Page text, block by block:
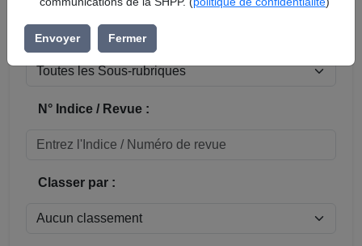
Sous-rubrique / Commune :
N° Indice / Revue :
Classer par :
Envoyer Fermer